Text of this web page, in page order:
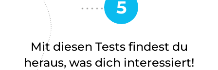
Mit diesen Tests findest du
heraus, was dich interessiert!